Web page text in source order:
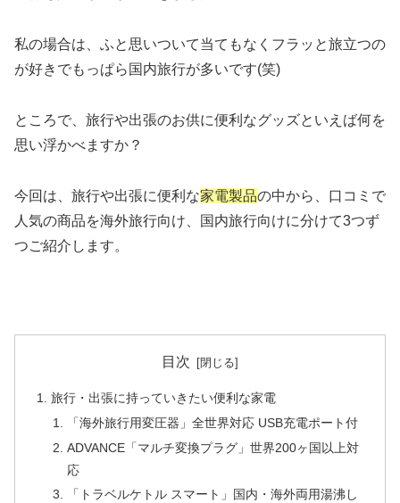
私の場合は、ふと思いついて当てもなくフラッと旅立つの
が好きでもっぱら国内旅行が多いです(笑)
ところで、旅行や出張のお供に便利なグッズといえば何を
思い浮かべますか？
今回は、旅行や出張に便利な家電製品の中から、口コミで
人気の商品を海外旅行向け、国内旅行向けに分けて3つず
つご紹介します。
目次
旅行・出張に持っていきたい便利な家電
「海外旅行用変圧器」全世界対応 USB充電ポート付
ADVANCE「マルチ変換プラグ」世界200ヶ国以上対
応
「トラベルケトル スマート」国内・海外両用湯沸し